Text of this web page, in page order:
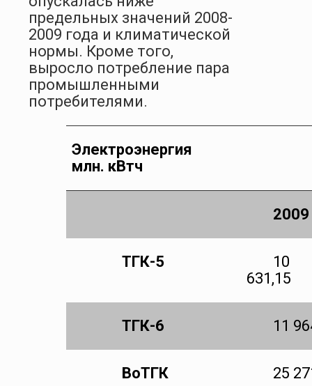
предельных значений 2008-
2009 года и климатической
нормы. Кроме того,
выросло потребление пара
промышленными
потребителями.
Электроэнергия
млн. кВтч
2009
ТГК-5
10
631,15
ТГК-6 11
ВоТГК 25